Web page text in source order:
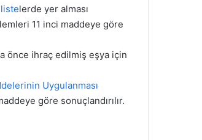
listelerde yer alması
11 inci maddeye göre
önce ihraç edilmiş eşya için
Uygulanması
göre sonuçlandırılır.